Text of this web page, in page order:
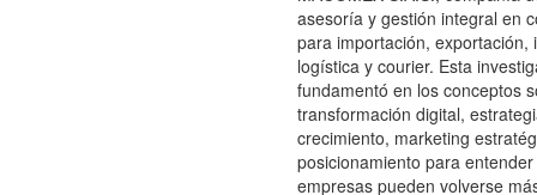
asesoría y gestión integral en
para importación, exportación,
logística y courier. Esta
fundamentó en los conceptos
transformación digital,
crecimiento, marketing
posicionamiento para
empresas pueden volverse